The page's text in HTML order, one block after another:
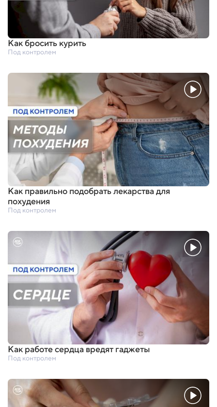
Как бросить курить
Под контролем
Как правильно подобрать лекарства для
похудения
Под контролем
Как работе сердца вредят гаджеты
Под контролем